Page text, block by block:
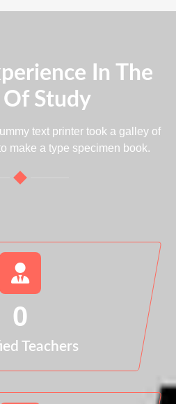
In The
Of Study
text printer took a galley of
make a type specimen book.
0
Teachers